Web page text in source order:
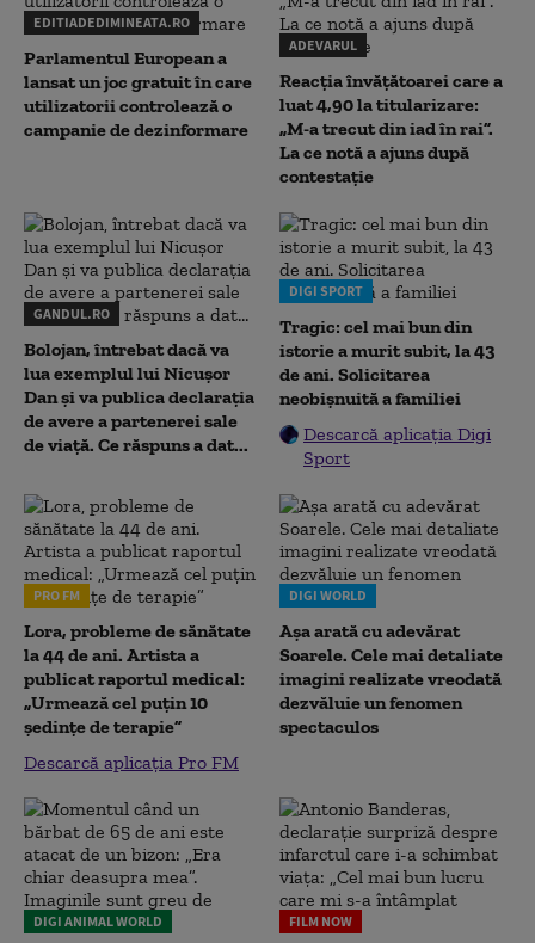
EDITIADEDIMINEATA.RO
Parlamentul European a
lansat un joc gratuit în care
utilizatorii controlează o
campanie de dezinformare
ADEVARUL
Reacția învățătoarei care a
luat 4,90 la titularizare:
„M-a trecut din iad în rai”.
La ce notă a ajuns după
contestație
GANDUL.RO
Bolojan, întrebat dacă va
lua exemplul lui Nicușor
Dan și va publica declarația
de avere a partenerei sale
de viață. Ce răspuns a dat...
DIGI SPORT
Tragic: cel mai bun din
istorie a murit subit, la 43
de ani. Solicitarea
neobișnuită a familiei
Descarcă aplicația Digi
Sport
PRO FM
Lora, probleme de sănătate
la 44 de ani. Artista a
publicat raportul medical:
„Urmează cel puțin 10
ședințe de terapie”
Descarcă aplicația Pro FM
DIGI WORLD
Așa arată cu adevărat
Soarele. Cele mai detaliate
imagini realizate vreodată
dezvăluie un fenomen
spectaculos
DIGI ANIMAL WORLD FILM NOW